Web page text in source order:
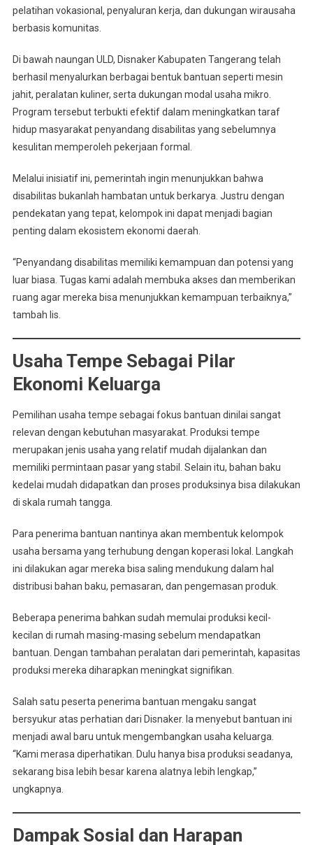
pelatihan vokasional, penyaluran kerja, dan dukungan wirausaha
berbasis komunitas.
Di bawah naungan ULD, Disnaker Kabupaten Tangerang telah
berhasil menyalurkan berbagai bentuk bantuan seperti mesin
jahit, peralatan kuliner, serta dukungan modal usaha mikro.
Program tersebut terbukti efektif dalam meningkatkan taraf
hidup masyarakat penyandang disabilitas yang sebelumnya
kesulitan memperoleh pekerjaan formal.
Melalui inisiatif ini, pemerintah ingin menunjukkan bahwa
disabilitas bukanlah hambatan untuk berkarya. Justru dengan
pendekatan yang tepat, kelompok ini dapat menjadi bagian
penting dalam ekosistem ekonomi daerah.
“Penyandang disabilitas memiliki kemampuan dan potensi yang
luar biasa. Tugas kami adalah membuka akses dan memberikan
ruang agar mereka bisa menunjukkan kemampuan terbaiknya,”
tambah Iis.
Usaha Tempe Sebagai Pilar
Ekonomi Keluarga
Pemilihan usaha tempe sebagai fokus bantuan dinilai sangat
relevan dengan kebutuhan masyarakat. Produksi tempe
merupakan jenis usaha yang relatif mudah dijalankan dan
memiliki permintaan pasar yang stabil. Selain itu, bahan baku
kedelai mudah didapatkan dan proses produksinya bisa dilakukan
di skala rumah tangga.
Para penerima bantuan nantinya akan membentuk kelompok
usaha bersama yang terhubung dengan koperasi lokal. Langkah
ini dilakukan agar mereka bisa saling mendukung dalam hal
distribusi bahan baku, pemasaran, dan pengemasan produk.
Beberapa penerima bahkan sudah memulai produksi kecil-
kecilan di rumah masing-masing sebelum mendapatkan
bantuan. Dengan tambahan peralatan dari pemerintah, kapasitas
produksi mereka diharapkan meningkat signifikan.
Salah satu peserta penerima bantuan mengaku sangat
bersyukur atas perhatian dari Disnaker. Ia menyebut bantuan ini
menjadi awal baru untuk mengembangkan usaha keluarga.
“Kami merasa diperhatikan. Dulu hanya bisa produksi seadanya,
sekarang bisa lebih besar karena alatnya lebih lengkap,”
ungkapnya.
Dampak Sosial dan Harapan